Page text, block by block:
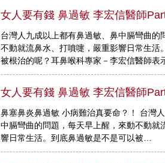
女人要有錢 鼻過敏 李宏信醫師
台灣人九成以上都有鼻過敏、鼻中膈彎曲的
不動就流鼻水、打噴嚏­，嚴重影響日常生活
被根治的呢？耳鼻喉科專家－李宏信醫師表
女人要有錢 鼻過敏 李宏信醫師
鼻塞鼻炎鼻過敏 小病難治真要命？！ 台灣
中膈彎曲的問題，每天早上醒，來動不動就
響日常生活。到底鼻過敏是不是可以被…